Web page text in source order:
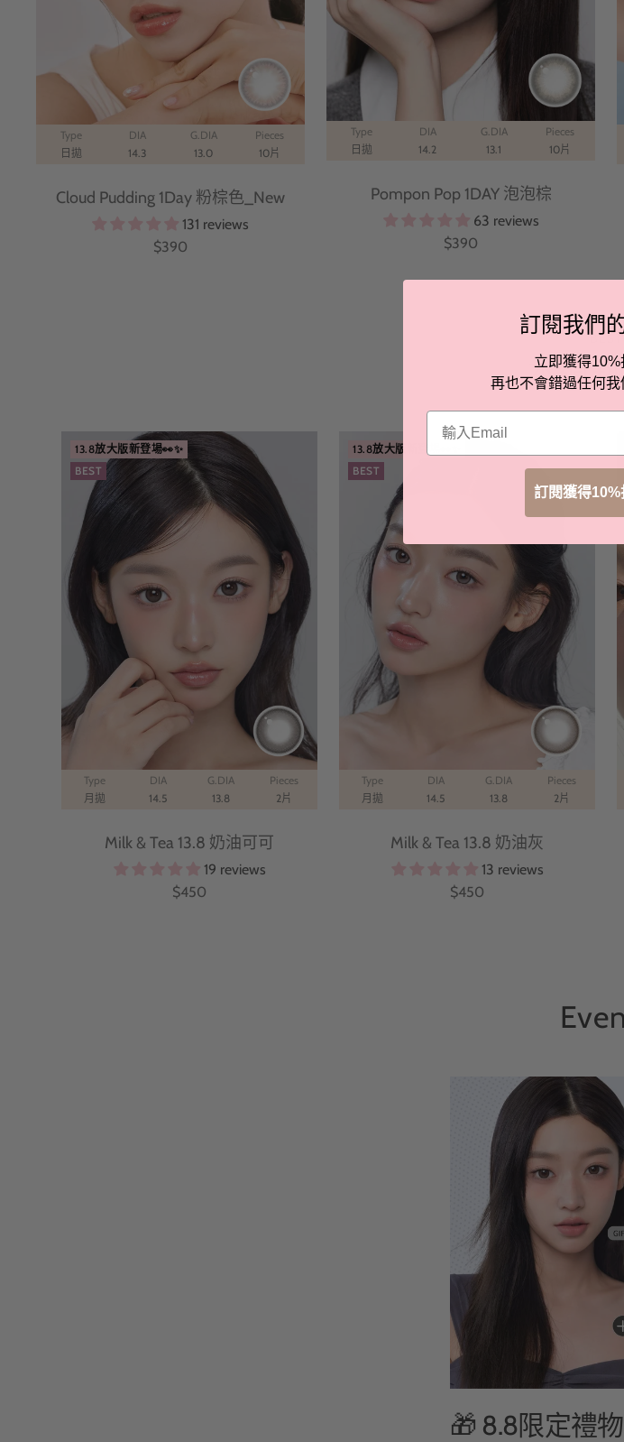
Type
日拋
DIA
14.3
G.DIA
13.0
Pieces
10片
Cloud Pudding 1Day 粉棕色_New
131 reviews
特
$390
Type
日拋
DIA
14.2
G.DIA
13.1
Pieces
10片
Pompon Pop 1DAY 泡泡棕
63 reviews
特
$390
BEST
本週
13.8放大版新登場👀✨
BEST
Type
月拋
DIA
14.5
G.DIA
13.8
Pieces
2片
Milk & Tea 13.8 奶油可可
19 reviews
特
$450
13.8放大版新登場👀✨
BEST
Type
月拋
DIA
14.5
G.DIA
13.8
Pieces
2片
Milk & Tea 13.8 奶油灰
13 reviews
特
$450
🎁 8.8限定禮
訂閱我們
立即獲得10%
再也不會錯過任何
Email
訂閱獲得